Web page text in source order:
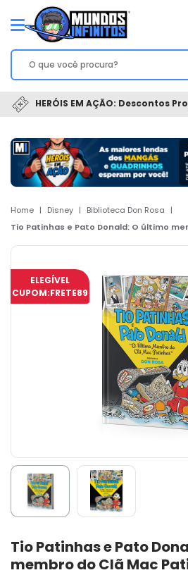
HERÓIS EM AÇÃO: Descontos
Home | Disney | Biblioteca Don Rosa
|
Tio Patinhas e Pato Donald: O último
ELEGÍVEL
CUPOM:FRETE89
Tio Patinhas e Pato
membro do Clã Mac